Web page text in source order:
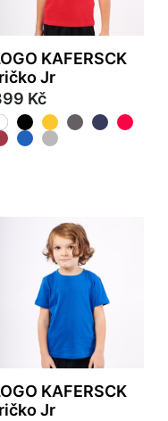
KAFERSCK
Jr
Kč
KAFERSCK
Jr